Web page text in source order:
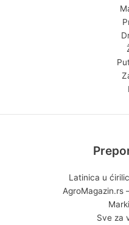
Latinica u
AgroMagazin.rs
Sve za